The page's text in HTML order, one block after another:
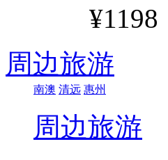
¥1198
周边旅游
南澳 清远 惠州
周边旅游